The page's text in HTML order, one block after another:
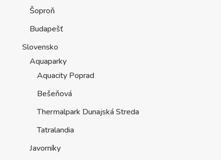
Šoproň
Budapešť
Slovensko
Aquaparky
Aquacity Poprad
Bešeňová
Thermalpark Dunajská Streda
Tatralandia
Javorníky